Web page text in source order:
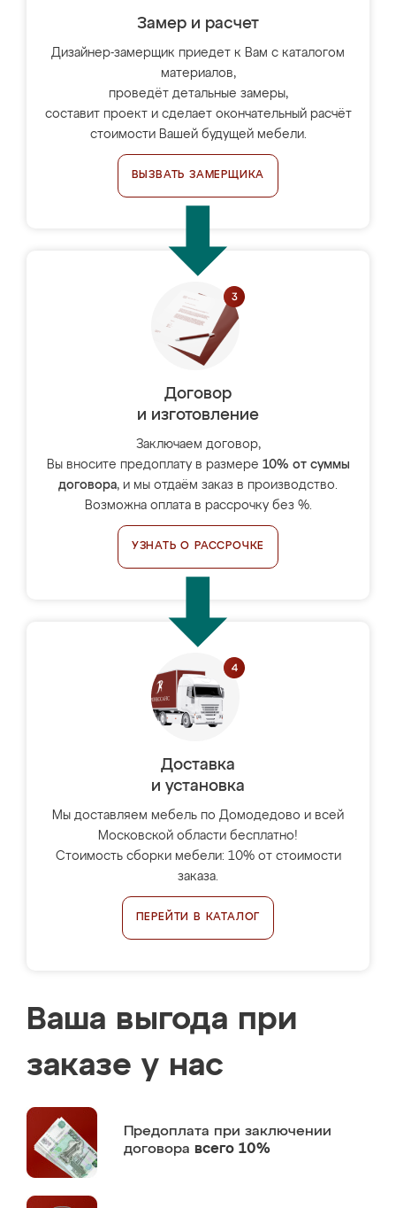
Замер и расчет
Дизайнер-замерщик приедет к Вам с каталогом
материалов,
проведёт детальные замеры,
составит проект и сделает окончательный расчёт
стоимости Вашей будущей мебели.
ВЫЗВАТЬ ЗАМЕРЩИКА
Договор
и изготовление
Заключаем договор,
Вы вносите предоплату в размере 10% от суммы
договора, и мы отдаём заказ в производство.
Возможна оплата в рассрочку без %.
УЗНАТЬ О РАССРОЧКЕ
Доставка
и установка
Мы доставляем мебель по Домодедово и всей
Московской области бесплатно!
Стоимость сборки мебели: 10% от стоимости
заказа.
ПЕРЕЙТИ В КАТАЛОГ
Ваша выгода при
заказе у нас
Предоплата при заключении
договора всего 10%